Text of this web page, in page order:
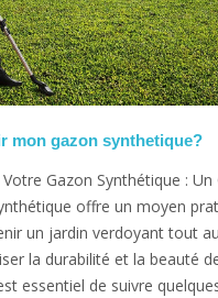
mon gazon synthetique?
Gazon Synthétique : Un
offre un moyen
un jardin verdoyant tout
la durabilité et la beauté
essentiel de suivre